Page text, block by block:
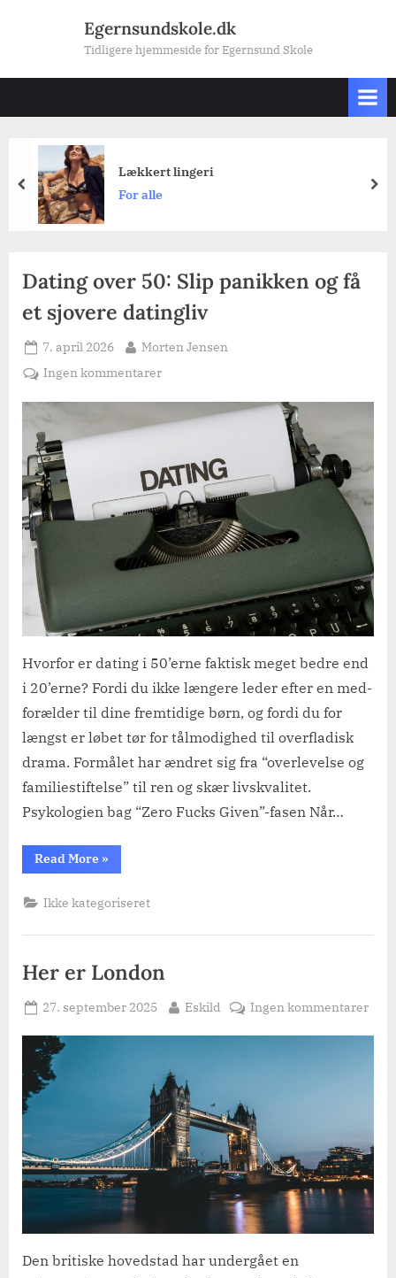
Egernsundskole.dk
Tidligere hjemmeside for Egernsund Skole
Lækkert lingeri
For alle
prev
Dating over 50: Slip panikken og få
et sjovere datingliv
Posted
on
7. april 2026 By
Morten Jensen
Ingen kommentarertil
panikken
og
få
et
sjovere
Hvorfor er dating i 50’erne faktisk meget bedre end
i 20’erne? Fordi du ikke længere leder efter en med-
forælder til dine fremtidige børn, og fordi du for
længst er løbet tør for tålmodighed til overfladisk
drama. Formålet har ændret sig fra “overlevelse og
familiestiftelse” til ren og skær livskvalitet.
Psykologien bag “Zero Fucks Given”-fasen Når…
Read More“Dating
over
Slip
panikken
få
datingliv”
»
Ikke kategoriseret
Her er London
Posted
27. september 2025 By
Eskild Ingen kommentarertil
Den britiske hovedstad har undergået en